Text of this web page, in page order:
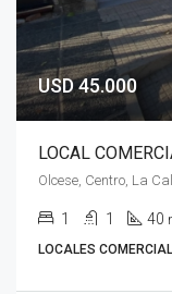
USD 45.000
LOCAL
1 1 40
LOCALES